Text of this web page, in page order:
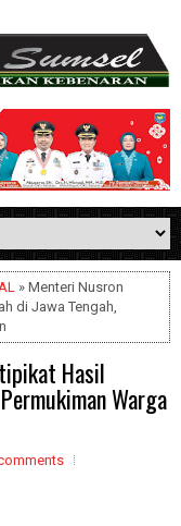
» Menteri Nusron
di Jawa Tengah,
Hasil
Warga